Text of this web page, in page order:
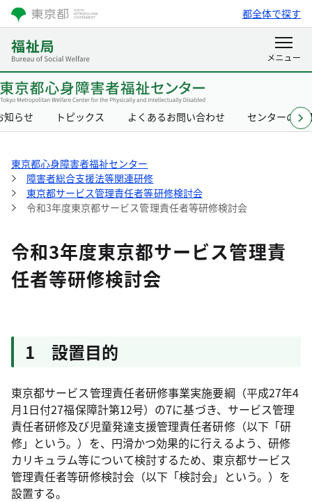
都全体で探す
知らせ トピックス よくあるお問い合わせ センターの概
東京都心身障害者福祉センター
障害者総合支援法等関連研修
東京都サービス管理責任者等研修検討会
令和3年度東京都サービス管理責任者等研修検討会
令和3年度東京都サービス管理責
任者等研修検討会
1 設置目的
東京都サービス管理責任者研修事業実施要綱（平成27年4
月1日付27福保障計第12号）の7に基づき、サービス管理
責任者研修及び児童発達支援管理責任者研修（以下「研
修」という。）を、円滑かつ効果的に行えるよう、研修
カリキュラム等について検討するため、東京都サービス
管理責任者等研修検討会（以下「検討会」という。）を
設置する。